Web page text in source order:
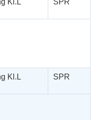
Kl.L SPR
Kl.L SPR